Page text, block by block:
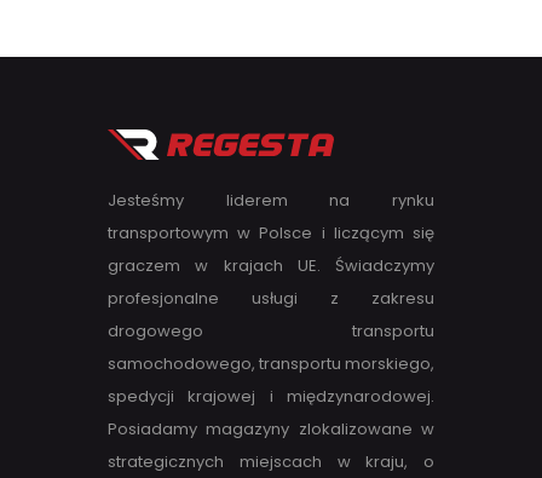
Jesteśmy liderem na rynku
transportowym w Polsce i liczącym się
graczem w krajach UE. Świadczymy
profesjonalne usługi z zakresu
drogowego transportu
samochodowego, transportu morskiego,
spedycji krajowej i międzynarodowej.
Posiadamy magazyny zlokalizowane w
strategicznych miejscach w kraju, o